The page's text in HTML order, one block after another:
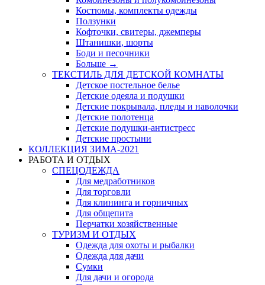
Костюмы, комплекты одежды
Ползунки
Кофточки, свитеры, джемперы
Штанишки, шорты
Боди и песочники
Больше →
ТЕКСТИЛЬ ДЛЯ ДЕТСКОЙ КОМНАТЫ
Детское постельное белье
Детские одеяла и подушки
Детские покрывала, пледы и наволочки
Детские полотенца
Детские подушки-антистресс
Детские простыни
КОЛЛЕКЦИЯ ЗИМА-2021
РАБОТА И ОТДЫХ
СПЕЦОДЕЖДА
Для медработников
Для торговли
Для клининга и горничных
Для общепита
Перчатки хозяйственные
ТУРИЗМ И ОТДЫХ
Одежда для охоты и рыбалки
Одежда для дачи
Сумки
Для дачи и огорода